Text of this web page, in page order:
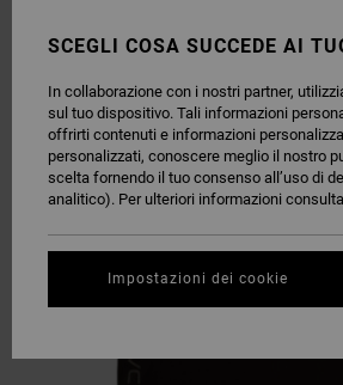
SCEGLI COSA SUCCEDE AI
In collaborazione con i nostri partner,
sul tuo dispositivo. Tali informazioni
offrirti contenuti e informazioni
personalizzati, conoscere meglio il nostro
scelta fornendo il tuo consenso all’uso di
analitico). Per ulteriori informazioni
Impostazioni dei cookie